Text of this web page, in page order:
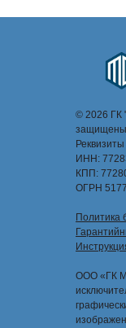
© 2026 ГК
ИНН:
КПП:
ОГРН
Политика
ООО «ГК